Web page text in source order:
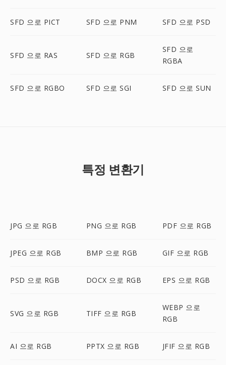
SFD 으로 PICT SFD 으로 PNM SFD 으로 PSD
SFD 으로 RAS SFD 으로 RGB
SFD 으로
RGBA
SFD 으로 RGBO SFD 으로 SGI SFD 으로 SUN
특정 변환기
JPG 으로 RGB PNG 으로 RGB PDF 으로 RGB
JPEG 으로 RGB BMP 으로 RGB GIF 으로 RGB
PSD 으로 RGB DOCX 으로 RGB EPS 으로 RGB
SVG 으로 RGB TIFF 으로 RGB
WEBP 으로
RGB
AI 으로 RGB PPTX 으로 RGB JFIF 으로 RGB